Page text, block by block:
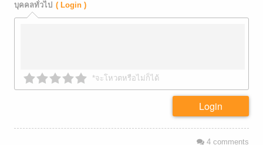
บุคคลทั่วไป ( Login )
*จะโหวตหรือไม่ก็ได้
Login
4comments